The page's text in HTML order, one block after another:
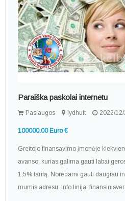
Paraiška paskolai internetu
Paslaugos lydhult 2022/
100000.00 Euro €
Greitojo finansavimo įmonėje
avanso, kurias galima gauti labai
1,5% tarifą. Norėdami gauti daugiau
mumis adresu: Info linija: